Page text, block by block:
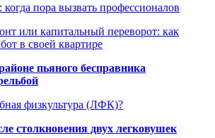
когда пора вызвать профессионалов
или капитальный переворот: как
в своей квартире
пьяного бесправника
физкультура (ЛФК)?
столкновения двух легковушек